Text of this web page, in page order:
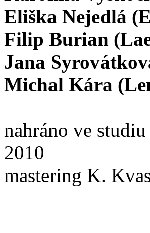
Eliška Nejedlá
Filip Burian
Jana
Michal Kára
nahráno ve
2010
mastering K.